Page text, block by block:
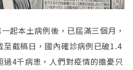
起本土病例後，已屆滿三個月，
至截稿日，國內確診病例已破1.4
4千病患，人們對疫情的擔憂只